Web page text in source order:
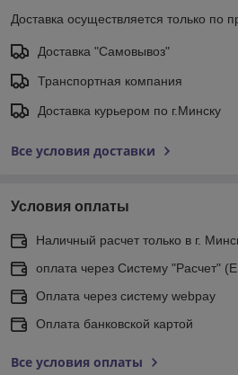
Доставка осуществляется только по
Доставка "Самовывоз"
Транспортная компания
Доставка курьером по г.Минску
Все условия доставки
Условия оплаты
Наличный расчет только в г.
оплата через Систему "Расчет"
Оплата через систему webpay
Оплата банковской картой
Все условия оплаты